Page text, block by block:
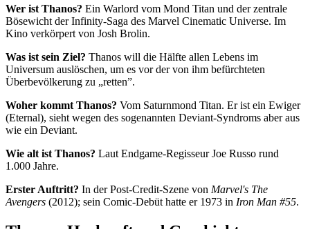
Wer ist Thanos? Ein Warlord vom Mond Titan und der zentrale
Bösewicht der Infinity-Saga des Marvel Cinematic Universe. Im
Kino verkörpert von Josh Brolin.
Was ist sein Ziel? Thanos will die Hälfte allen Lebens im
Universum auslöschen, um es vor der von ihm befürchteten
Überbevölkerung zu „retten”.
Woher kommt Thanos? Vom Saturnmond Titan. Er ist ein Ewiger
(Eternal), sieht wegen des sogenannten Deviant-Syndroms aber aus
wie ein Deviant.
Wie alt ist Thanos? Laut Endgame-Regisseur Joe Russo rund
1.000 Jahre.
Erster Auftritt? In der Post-Credit-Szene von Marvel's The
Avengers (2012); sein Comic-Debüt hatte er 1973 in Iron Man #55.